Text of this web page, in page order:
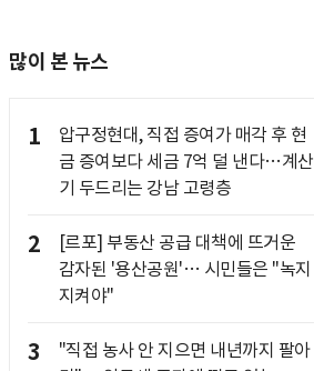
많이 본 뉴스
1
압구정현대, 직접 증여가 매각 후 현
금 증여보다 세금 7억 덜 낸다…계산
기 두드리는 강남 고령층
2
[르포] 부동산 공급 대책에 뜨거운
감자된 '용산공원'… 시민들은 "녹지
지켜야"
3
"직접 농사 안 지으면 내년까지 팔아